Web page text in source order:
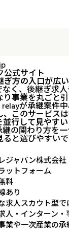
公式サイト
ぎ方の入口が広
く、後継ぎ求
事業を丸ごと
が承継案件
このサービスは
行して見やすい
の関わり方を
と選びやすいで
ジャパン株式会社
ットフォーム
料
あり
求人スカウト型で
人・インターン
業や一次産業の